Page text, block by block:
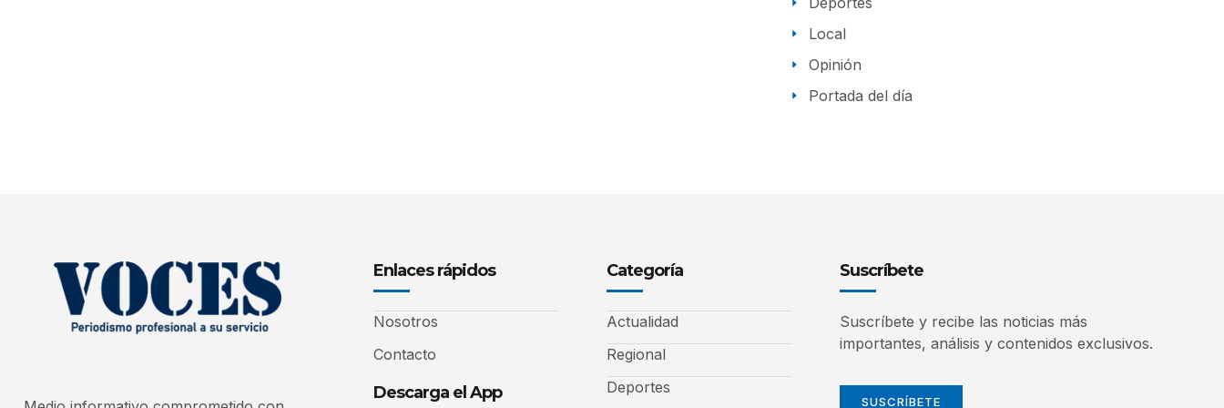
Local
Opinión
Portada del día
Enlaces rápidos
Nosotros
Contacto
Descarga el App
Categoría
Actualidad
Regional
Deportes
Suscríbete
Suscríbete y recibe las noticias más
importantes, análisis y contenidos exclusivos.
SUSCRÍBETE